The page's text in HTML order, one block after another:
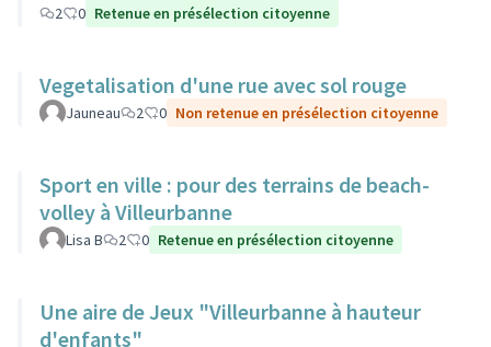
2
0 Retenue en présélection citoyenne
Vegetalisation d'une rue avec sol rouge
Jauneau 2 0 Non retenue en présélection citoyenne
Sport en ville : pour des terrains de beach-
volley à Villeurbanne
Lisa B 2 0 Retenue en présélection citoyenne
Une aire de Jeux "Villeurbanne à hauteur
d'enfants"